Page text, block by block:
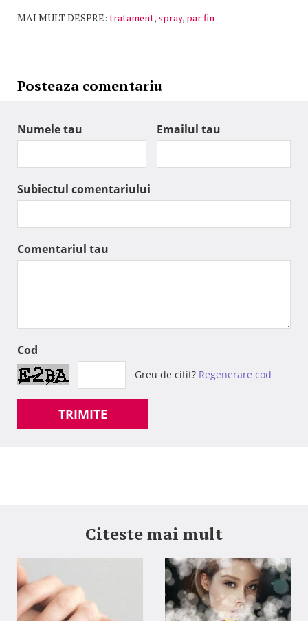
MAI MULT DESPRE: tratament, spray, par fin
Posteaza comentariu
Numele tau Emailul tau
Subiectul comentariului
Comentariul tau
Cod
Greu de citit? Regenerare cod
TRIMITE
Citeste mai mult